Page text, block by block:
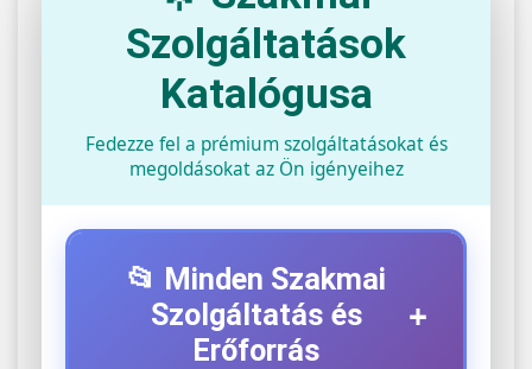
Szolgáltatások
Katalógusa
Fedezze fel a prémium szolgáltatásokat és
megoldásokat az Ön igényeihez
📂 Minden Szakmai
Szolgáltatás és
Erőforrás
+